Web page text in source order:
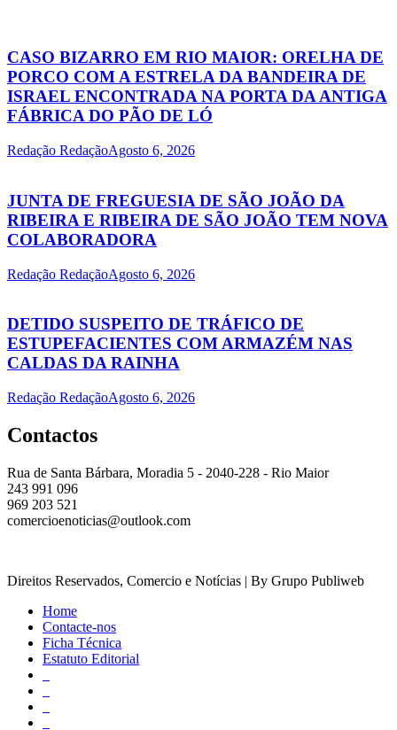
CASO BIZARRO EM RIO MAIOR: ORELHA DE
PORCO COM A ESTRELA DA BANDEIRA DE
ISRAEL ENCONTRADA NA PORTA DA ANTIGA
FÁBRICA DO PÃO DE LÓ
Redação RedaçãoAgosto 6, 2026
JUNTA DE FREGUESIA DE SÃO JOÃO DA
RIBEIRA E RIBEIRA DE SÃO JOÃO TEM NOVA
COLABORADORA
Redação RedaçãoAgosto 6, 2026
DETIDO SUSPEITO DE TRÁFICO DE
ESTUPEFACIENTES COM ARMAZÉM NAS
CALDAS DA RAINHA
Redação RedaçãoAgosto 6, 2026
Contactos
Rua de Santa Bárbara, Moradia 5 - 2040-228 - Rio Maior
243 991 096
969 203 521
comercioenoticias@outlook.com
Direitos Reservados, Comercio e Notícias | By Grupo Publiweb
Home
Contacte-nos
Ficha Técnica
Estatuto Editorial